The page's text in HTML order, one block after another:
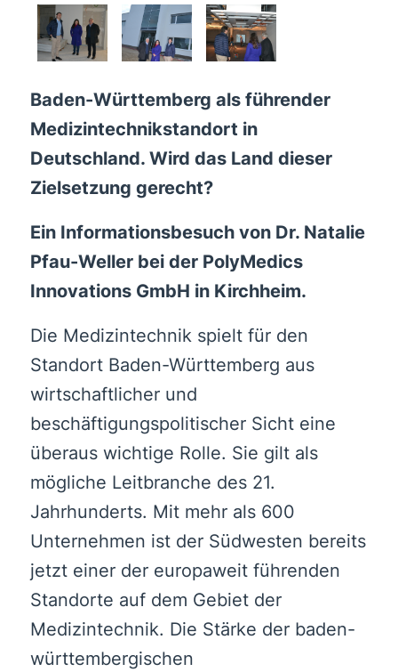
Baden-Württemberg als führender
Medizintechnikstandort in
Deutschland. Wird das Land dieser
Zielsetzung gerecht?
Ein Informationsbesuch von Dr. Natalie
Pfau-Weller bei der PolyMedics
Innovations GmbH in Kirchheim.
Die Medizintechnik spielt für den
Standort Baden-Württemberg aus
wirtschaftlicher und
beschäftigungspolitischer Sicht eine
überaus wichtige Rolle. Sie gilt als
mögliche Leitbranche des 21.
Jahrhunderts. Mit mehr als 600
Unternehmen ist der Südwesten bereits
jetzt einer der europaweit führenden
Standorte auf dem Gebiet der
Medizintechnik. Die Stärke der baden-
württembergischen